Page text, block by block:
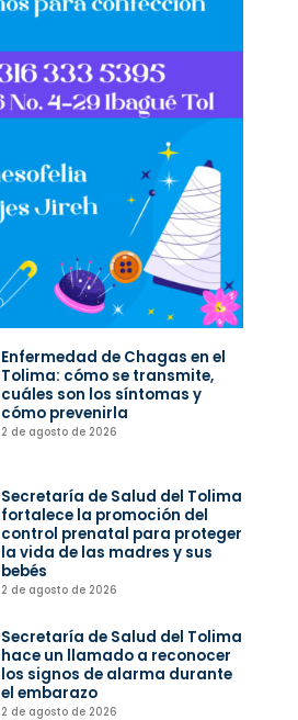
Enfermedad de Chagas en el
Tolima: cómo se transmite,
cuáles son los síntomas y
cómo prevenirla
2 de agosto de 2026
Secretaría de Salud del Tolima
fortalece la promoción del
control prenatal para proteger
la vida de las madres y sus
bebés
2 de agosto de 2026
Secretaría de Salud del Tolima
hace un llamado a reconocer
los signos de alarma durante
el embarazo
2 de agosto de 2026